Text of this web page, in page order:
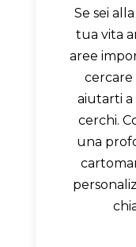
Se sei
tua vita
aree
aiutarti a
cerchi.
una